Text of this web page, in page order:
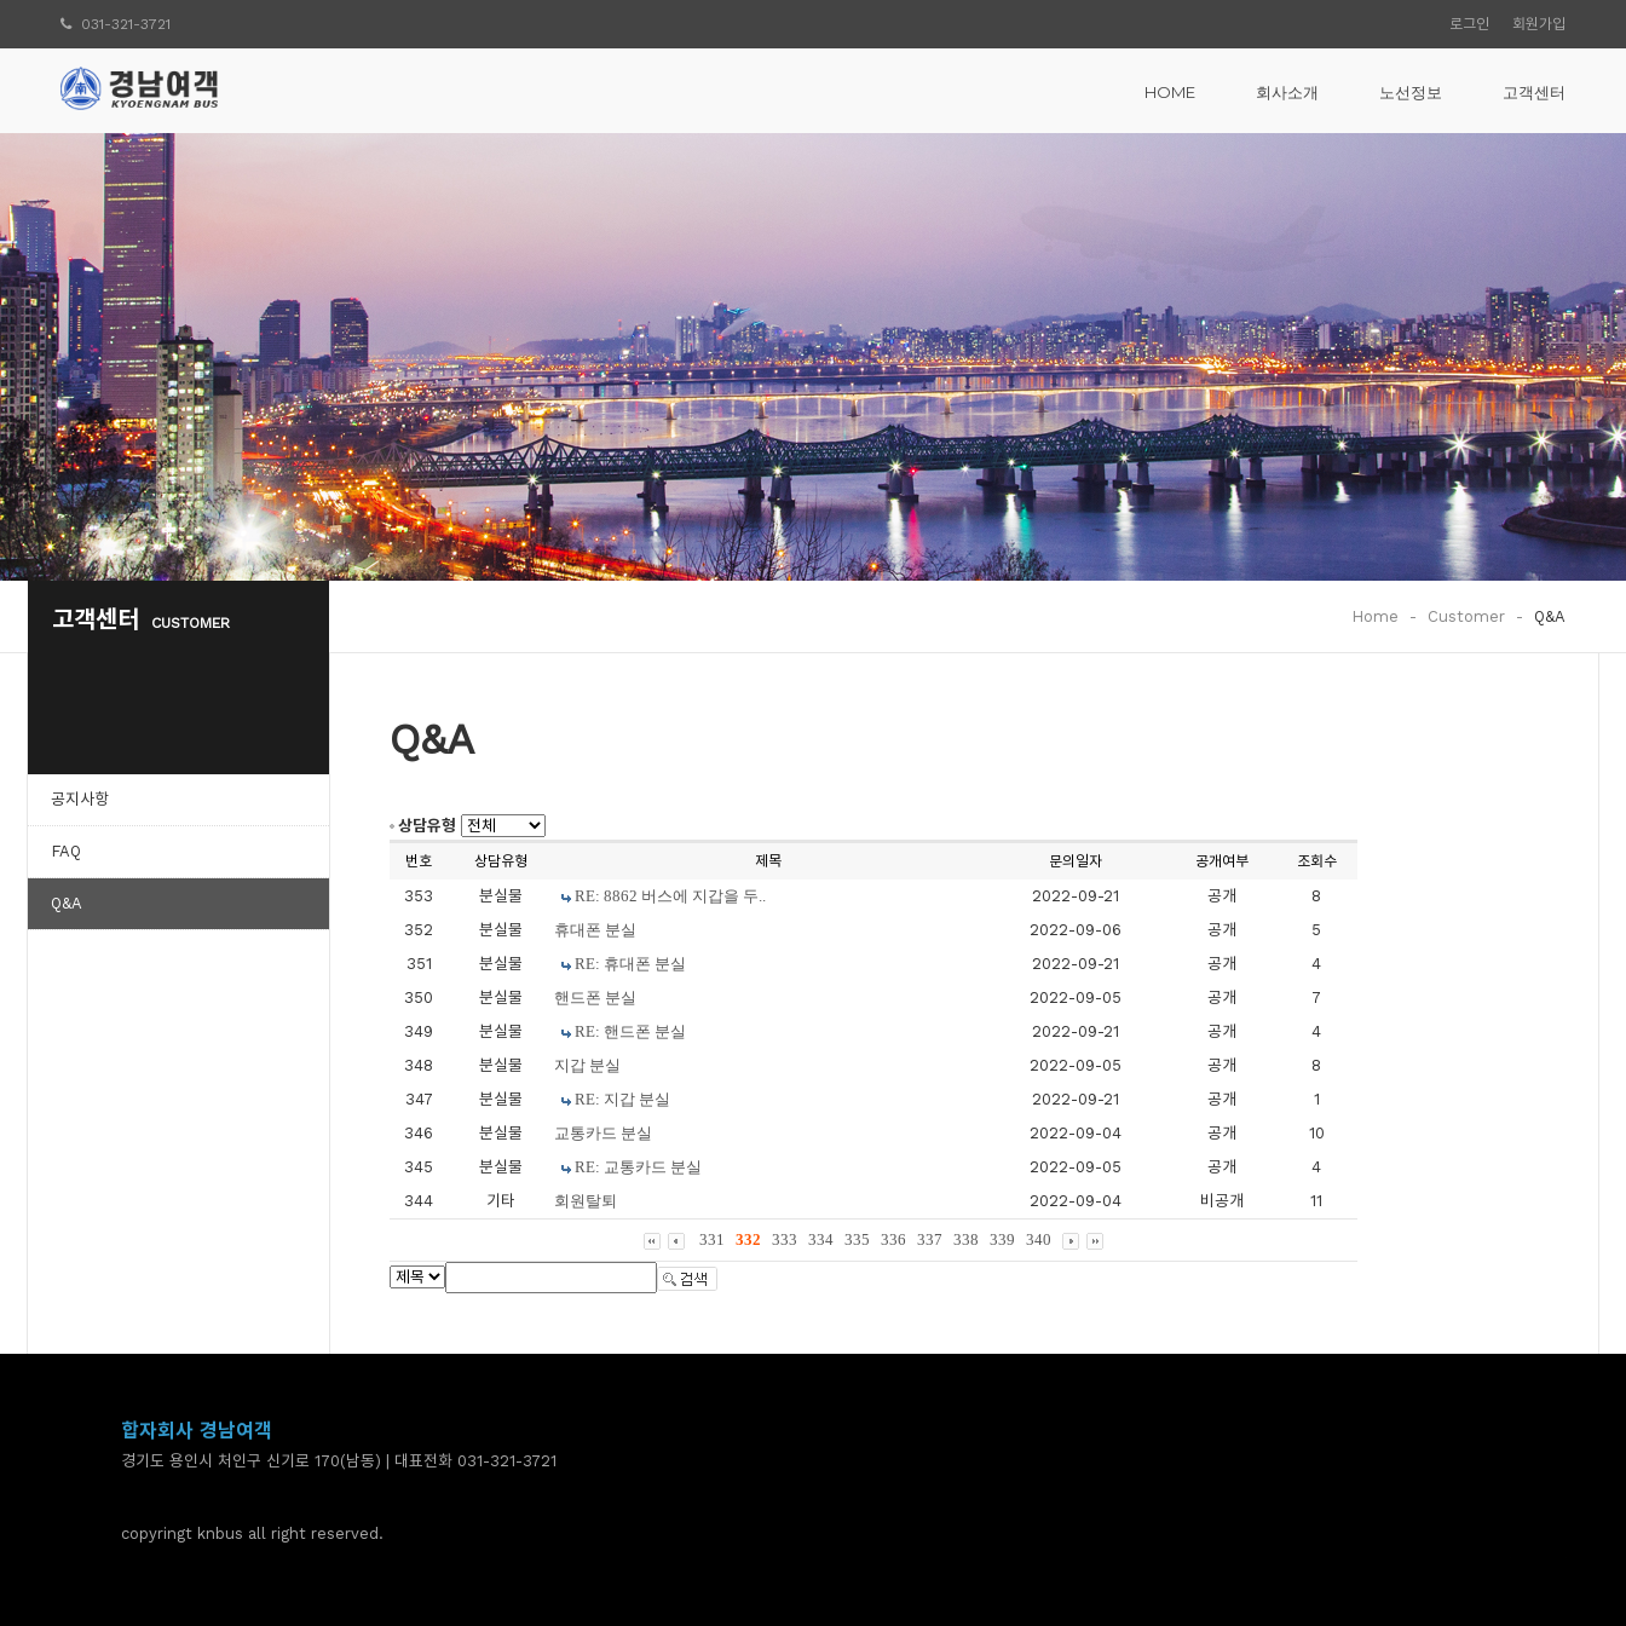
031-321-3721 로그인 회원가입
HOME 회사소개 노선정보 고객센터
Home - Customer - Q&A
고객센터 CUSTOMER
공지사항
FAQ
Q&A
Q&A
상담유형
번호 상담유형 제목 문의일자 공개여부 조회수
353 분실물 RE: 8862 버스에 지갑을 두.. 2022-09-21 공개
8
352
분실물 휴대폰 분실 2022-09-06 공개
5
351
분실물 RE: 휴대폰 분실 2022-09-21 공개
4
350
분실물 핸드폰 분실 2022-09-05 공개
7
349
분실물 RE: 핸드폰 분실 2022-09-21 공개
4
348
분실물 지갑 분실 2022-09-05 공개
8
347
분실물 RE: 지갑 분실 2022-09-21 공개
1
346
분실물 교통카드 분실 2022-09-04 공개
10
345
분실물 RE: 교통카드 분실 2022-09-05 공개
4
344
기타 회원탈퇴 2022-09-04 비공개 11
331 332 333 334 335 336 337 338 339 340
합자회사 경남여객
경기도 용인시 처인구 신기로 170(남동) | 대표전화 031-321-3721
copyringt knbus all right reserved.